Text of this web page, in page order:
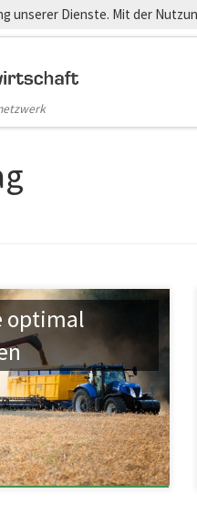
optimal
unserer Dienste. Mit der